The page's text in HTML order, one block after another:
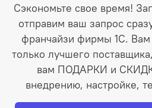
Сэкономьте свое время!
отправим ваш запрос
франчайзи фирмы 1С. Вам
только лучшего
вам ПОДАРКИ и
внедрению, настройке,